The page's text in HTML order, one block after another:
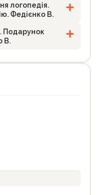
логопедія.
Федієнко В.
Подарунок
В.